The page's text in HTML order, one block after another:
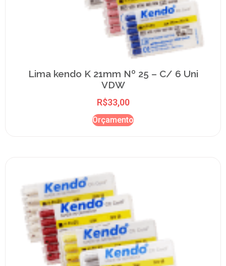
Lima kendo K 21mm Nº 25 – C/ 6 Uni
VDW
R$33,00
Orçamento